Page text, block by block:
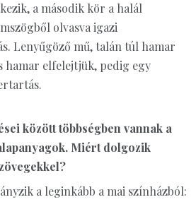
a második kör a halál
olvasva igazi
Lenyűgöző mű, talán túl hamar
hamar elfelejtjük, pedig egy
között többségben vannak a
Miért dolgozik
a leginkább a mai színházból: